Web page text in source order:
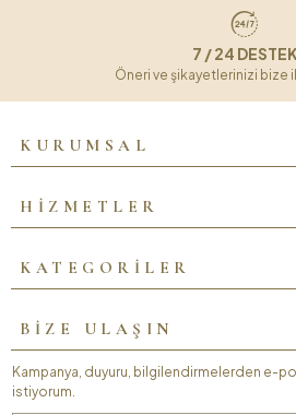
7 / 24 DESTEK
Öneri ve şikayetlerinizi bize
KURUMSAL
HİZMETLER
KATEGORİLER
BİZE ULAŞIN
Kampanya, duyuru, bilgilendirmelerden e-
istiyorum.